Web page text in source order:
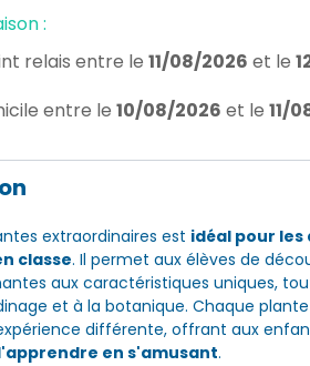
:
relais entre le 11/08/2026 et le
entre le 10/08/2026 et le 11/
extraordinaires est idéal pour
classe. Il permet aux élèves de
aux caractéristiques uniques,
et à la botanique. Chaque
différente, offrant aux
en s'amusant.